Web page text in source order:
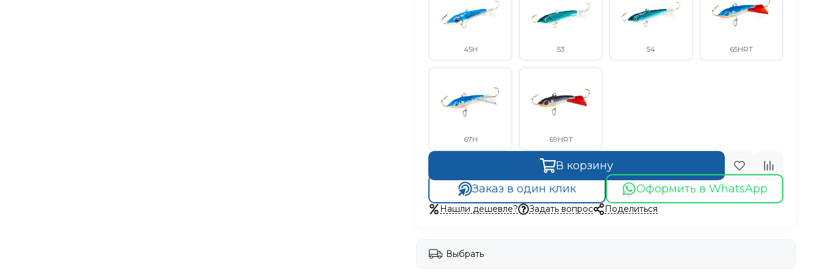
45H 53 54 65HRT
67H 69HRT
В корзину
Заказ в один клик
Оформить в WhatsApp
Нашли дешевле? Задать вопрос Поделиться
Выбрать